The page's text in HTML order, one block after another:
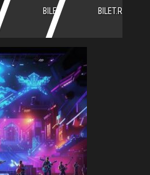
BILET.RU
BILET.RU